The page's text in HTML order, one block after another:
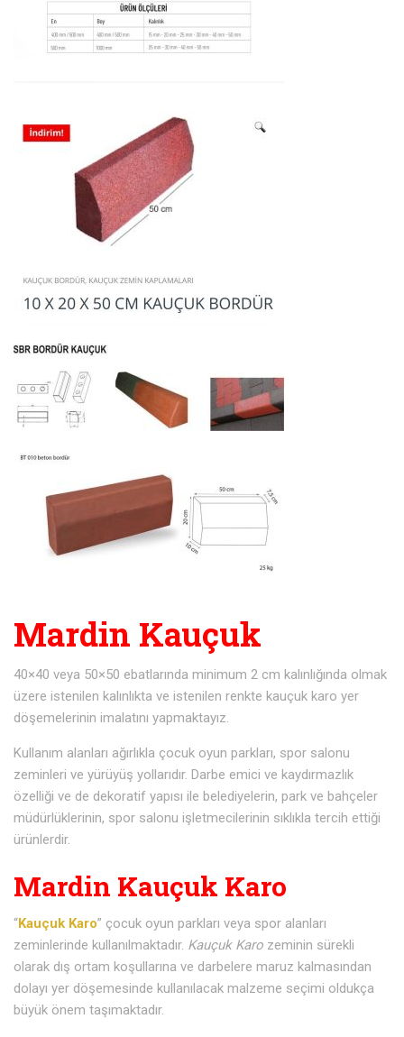
Mardin Kauçuk
40×40 veya 50×50 ebatlarında minimum 2 cm kalınlığında olmak
üzere istenilen kalınlıkta ve istenilen renkte kauçuk karo yer
döşemelerinin imalatını yapmaktayız.
Kullanım alanları ağırlıkla çocuk oyun parkları, spor salonu
zeminleri ve yürüyüş yollarıdır. Darbe emici ve kaydırmazlık
özelliği ve de dekoratif yapısı ile belediyelerin, park ve bahçeler
müdürlüklerinin, spor salonu işletmecilerinin sıklıkla tercih ettiği
ürünlerdir.
Mardin Kauçuk Karo
“Kauçuk Karo” çocuk oyun parkları veya spor alanları
zeminlerinde kullanılmaktadır. Kauçuk Karo zeminin sürekli
olarak dış ortam koşullarına ve darbelere maruz kalmasından
dolayı yer döşemesinde kullanılacak malzeme seçimi oldukça
büyük önem taşımaktadır.